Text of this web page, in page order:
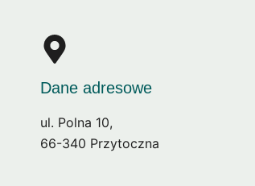
Dane adresowe
ul. Polna 10,
66-340 Przytoczna